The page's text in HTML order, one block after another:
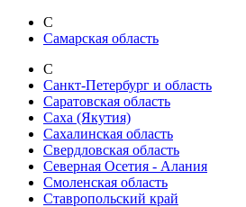
С
Самарская область
С
Санкт-Петербург и область
Саратовская область
Саха (Якутия)
Сахалинская область
Свердловская область
Северная Осетия - Алания
Смоленская область
Ставропольский край